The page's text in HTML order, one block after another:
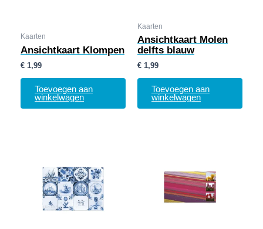
Kaarten
Ansichtkaart Klompen
€ 1,99
Toevoegen aan
winkelwagen
Kaarten
Ansichtkaart Molen
delfts blauw
€ 1,99
Toevoegen aan
winkelwagen